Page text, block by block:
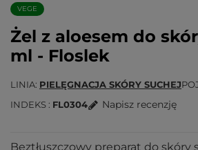
VEGE
Żel z aloesem do
ml - Floslek
LINIA PIELĘGNACJA SKÓRY SUCHEJ
INDEKS
FL0304 Napisz recenzję
Beztłuszczowy preparat do skóry